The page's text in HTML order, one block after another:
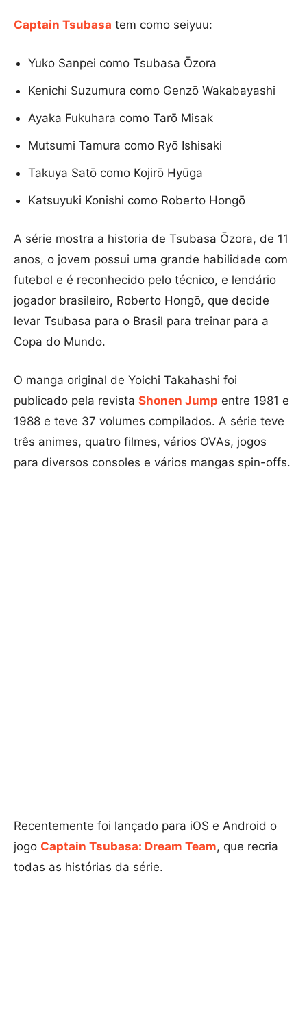
Captain Tsubasa tem como seiyuu:
Yuko Sanpei como Tsubasa Ōzora
Kenichi Suzumura como Genzō Wakabayashi
Ayaka Fukuhara como Tarō Misak
Mutsumi Tamura como Ryō Ishisaki
Takuya Satō como Kojirō Hyūga
Katsuyuki Konishi como Roberto Hongō
A série mostra a historia de Tsubasa Ōzora, de 11
anos, o jovem possui uma grande habilidade com
futebol e é reconhecido pelo técnico, e lendário
jogador brasileiro, Roberto Hongō, que decide
levar Tsubasa para o Brasil para treinar para a
Copa do Mundo.
O manga original de Yoichi Takahashi foi
publicado pela revista Shonen Jump entre 1981 e
1988 e teve 37 volumes compilados. A série teve
três animes, quatro filmes, vários OVAs, jogos
para diversos consoles e vários mangas spin-offs.
Recentemente foi lançado para iOS e Android o
jogo Captain Tsubasa: Dream Team, que recria
todas as histórias da série.